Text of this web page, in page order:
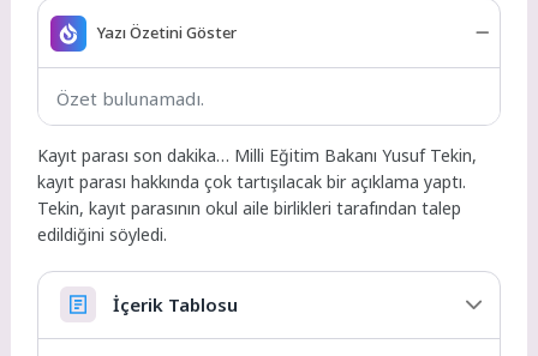
Yazı Özetini Göster
Özet bulunamadı.
Kayıt parası son dakika… Milli Eğitim Bakanı Yusuf Tekin,
kayıt parası hakkında çok tartışılacak bir açıklama yaptı.
Tekin, kayıt parasının okul aile birlikleri tarafından talep
edildiğini söyledi.
İçerik Tablosu